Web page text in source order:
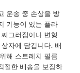
운송 중 손상을 방
기능이 있는 플라
그러짐이나 변형
자에 담깁니다. 배
해 스트레치 필름
절한 배송을 보장하